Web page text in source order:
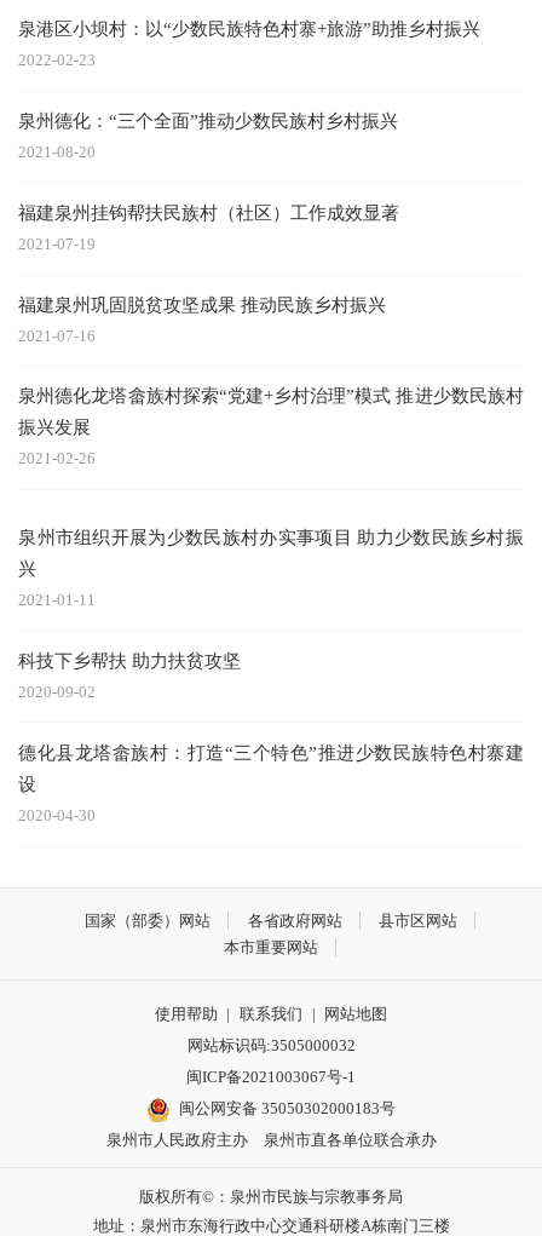
泉港区小坝村：以“少数民族特色村寨+旅游”助推乡村振兴
2022-02-23
泉州德化：“三个全面”推动少数民族村乡村振兴
2021-08-20
福建泉州挂钩帮扶民族村（社区）工作成效显著
2021-07-19
福建泉州巩固脱贫攻坚成果 推动民族乡村振兴
2021-07-16
泉州德化龙塔畲族村探索“党建+乡村治理”模式 推进少数民族村
振兴发展
2021-02-26
泉州市组织开展为少数民族村办实事项目 助力少数民族乡村振
兴
2021-01-11
科技下乡帮扶 助力扶贫攻坚
2020-09-02
德化县龙塔畲族村：打造“三个特色”推进少数民族特色村寨建
设
2020-04-30
国家（部委）网站 各省政府网站
县市区网站
本市重要网站
使用帮助 | 联系我们 |
网站地图
网站标识码:3505000032
闽ICP备2021003067号-1
闽公网安备 35050302000183号
泉州市人民政府主办 泉州市直各单位联合承办
版权所有©：泉州市民族与宗教事务局
地址：泉州市东海行政中心交通科研楼A栋南门三楼